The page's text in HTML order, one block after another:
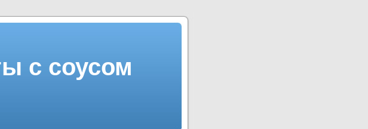
с соусом